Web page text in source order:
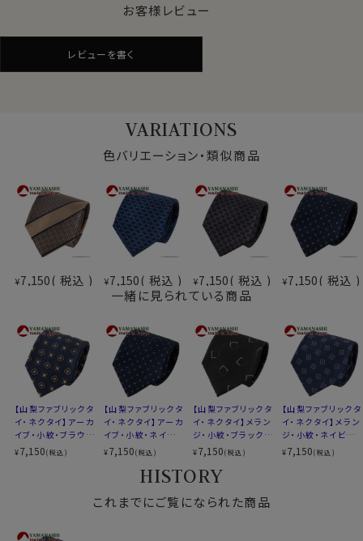
熟練の職人が手を加えたネクタイは随一の美しさです。
たの胸元を引き立てます。
ビジネスからカジュアルまで幅広く活躍。
●生地の特徴
アーカイブ・・・約100年ほど前に作られた柄を元に、現代
風に再構築した柄。
ビンテージ風でありながらモダンな印象。
ー山梨ネクタイを選ぶ理由ー
伝統と革新が織り成すデザイン
国内外での高い信頼
是非、この機会に「山梨ネクタイ」をお試しください。
あなたのスタイルを一段と格調高く魅力的にします。
素材
シルク100％
柄
小紋
ネイビーブルー 紺青
約 145cm
生産国
お客様レビュー
レビューを書く
VARIATIONS
色バリエーション・類似商品
¥7,150 税込 ¥7,150 税込 ¥7,150 税込 ¥7,150 税込
一緒に見られている商品
【山梨ファブリックタ
イ・ネクタイ】アーカ
イブ・小紋・ブラウ
ン・日本製
¥7,150(税込)
【山梨ファブリックタ
イ・ネクタイ】アーカ
イブ・小紋・ネイビー
ブルー・日本製
¥7,150(税込)
【山梨ファブリックタ
イ・ネクタイ】メラン
ジ・小紋・ブラック・
日本製
¥7,150(税込)
【山梨ファブリックタ
イ・ネクタイ】メラン
ジ・小紋・ネイビー
ブルー・日本製
¥7,150(税込)
HISTORY
これまでにご覧になられた商品